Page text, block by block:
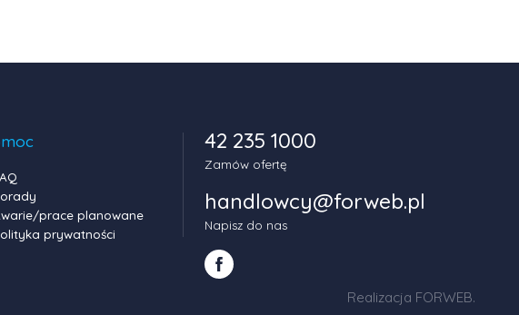
prace planowane
prywatności
42 235 1000
Zamów ofertę
handlowcy@forweb.pl
Napisz do nas
Realizacja FORWEB.